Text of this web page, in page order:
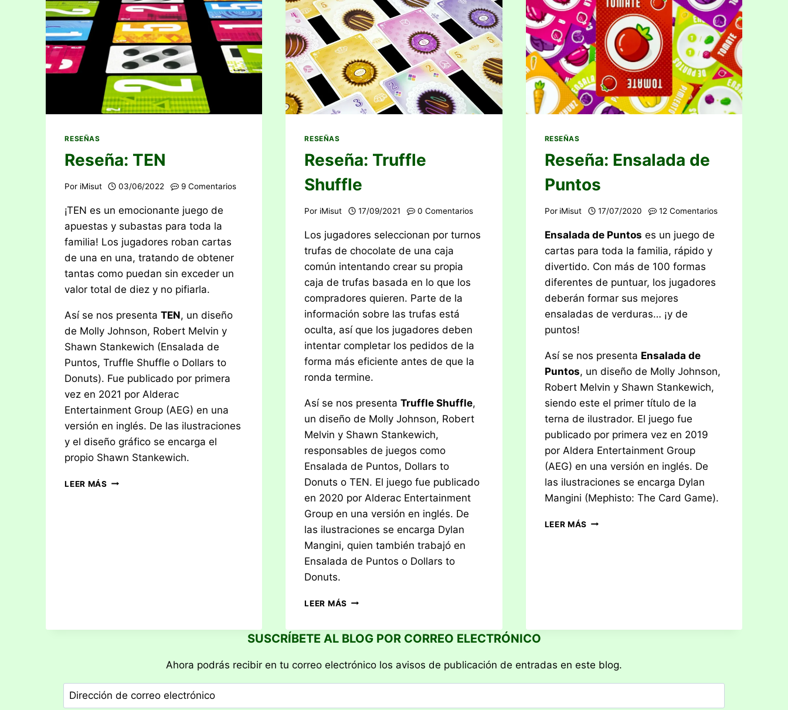
RESEÑAS
Reseña: TEN
Por iMisut 03/06/2022 9 Comentarios
¡TEN es un emocionante juego de
apuestas y subastas para toda la
familia! Los jugadores roban cartas
de una en una, tratando de obtener
tantas como puedan sin exceder un
valor total de diez y no pifiarla.
Así se nos presentaTEN, un diseño
de Molly Johnson, Robert Melvin y
Shawn Stankewich (Ensalada de
Puntos, Truffle Shuffle o Dollars to
Donuts). Fue publicado por primera
vez en 2021 por Alderac
Entertainment Group (AEG) en una
versión en inglés. De las ilustraciones
y el diseño gráfico se encarga el
propio Shawn Stankewich.
LEER MÁS RESEÑA:
RESEÑAS
Reseña: Truffle
Shuffle
Por iMisut 17/09/2021 0 Comentarios
Los jugadores seleccionan por turnos
trufas de chocolate de una caja
común intentando crear su propia
caja de trufas basada en lo que los
compradores quieren. Parte de la
información sobre las trufas está
oculta, así que los jugadores deben
intentar completar los pedidos de la
forma más eficiente antes de que la
ronda termine.
Así se nos presentaTruffle Shuffle,
un diseño de Molly Johnson, Robert
Melvin y Shawn Stankewich,
responsables de juegos como
Ensalada de Puntos, Dollars to
Donuts o TEN. El juego fue publicado
en 2020 por Alderac Entertainment
Group en una versión en inglés. De
las ilustraciones se encarga Dylan
Mangini, quien también trabajó en
Ensalada de Puntos o Dollars to
Donuts.
LEER MÁS RESEÑA:
RESEÑAS
Reseña: Ensalada de
Puntos
Por iMisut 17/07/2020 12 Comentarios
Ensalada de Puntos es un juego de
cartas para toda la familia, rápido y
divertido. Con más de 100 formas
diferentes de puntuar, los jugadores
deberán formar sus mejores
ensaladas de verduras… ¡y de
puntos!
Así se nos presenta Ensalada de
Puntos, un diseño de Molly Johnson,
Robert Melvin y Shawn Stankewich,
siendo este el primer título de la
terna de ilustrador. El juego fue
publicado por primera vez en 2019
por Aldera Entertainment Group
(AEG) en una versión en inglés. De
las ilustraciones se encarga Dylan
Mangini (Mephisto: The Card Game).
LEER MÁS RESEÑA:
SUSCRÍBETE AL BLOG POR CORREO ELECTRÓNICO
Ahora podrás recibir en tu correo electrónico los avisos de publicación de entradas en este blog.
Dirección
de